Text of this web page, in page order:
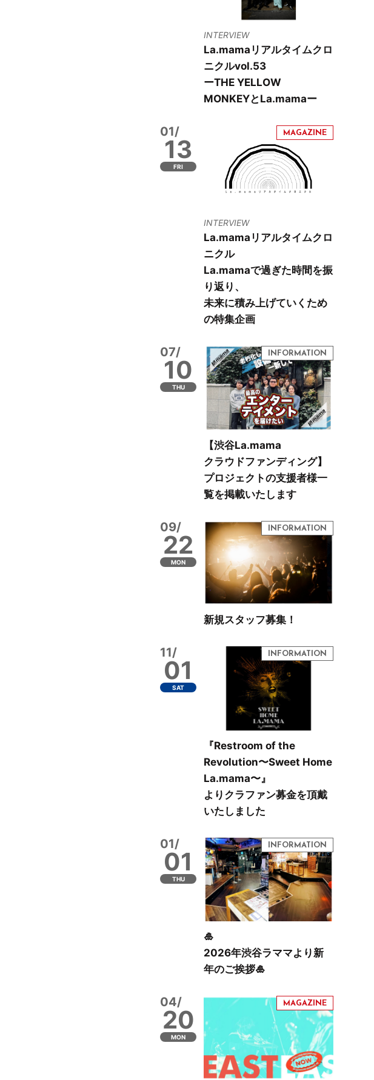
INTERVIEW
La.mamaリアルタイムクロ
ニクルvol.53
ーTHE YELLOW
MONKEYとLa.mamaー
01/
13
FRI
INTERVIEW
La.mamaリアルタイムクロ
ニクル
La.mamaで過ぎた時間を振
り返り、
未来に積み上げていくため
の特集企画
07/
10
THU
【渋谷La.mama
クラウドファンディング】
プロジェクトの支援者様一
覧を掲載いたします
09/
22
MON
新規スタッフ募集！
11/
01
SAT
『Restroom of the
Revolution〜Sweet Home
La.mama〜』
よりクラファン募金を頂戴
いたしました
01/
01
THU
🎍
2026年渋谷ラママより新
年のご挨拶🎍
04/
20
MON